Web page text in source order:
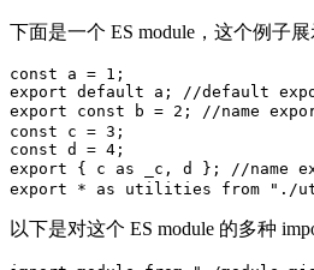
下面是一个 ES module，这个例子
const a = 1 ;
export default a ;
//default
export
const b = 2 ;
//name
const c = 3 ;
const d = 4 ;
export
{ c as _c , d } ;
//name
export
* as utilities from "./
以下是对这个 ES module 的多种